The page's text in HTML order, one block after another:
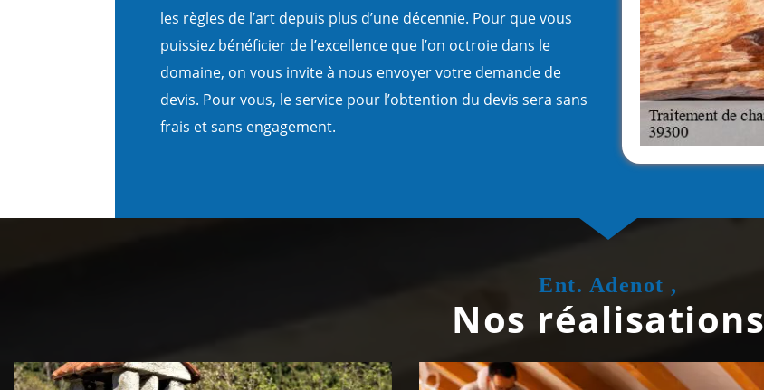
les règles de l’art depuis plus d’une décennie. Pour que vous
puissiez bénéficier de l’excellence que l’on octroie dans le
domaine, on vous invite à nous envoyer votre demande de
devis. Pour vous, le service pour l’obtention du devis sera sans
frais et sans engagement.
Ent. Adenot ,
Nos réalisations